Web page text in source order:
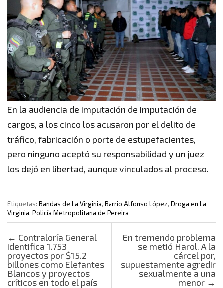
En la audiencia de imputación de imputación de
cargos, a los cinco los acusaron por el delito de
tráfico, fabricación o porte de estupefacientes,
pero ninguno aceptó su responsabilidad y un juez
los dejó en libertad, aunque vinculados al proceso.
Etiquetas: Bandas de La Virginia, Barrio Alfonso López, Droga en La
Virginia, Policía Metropolitana de Pereira
Post navigation
← Contraloría General
identifica 1.753
proyectos por $15.2
billones como Elefantes
Blancos y proyectos
críticos en todo el país
En tremendo problema
se metió Harol. A la
cárcel por,
supuestamente agredir
sexualmente a una
menor →